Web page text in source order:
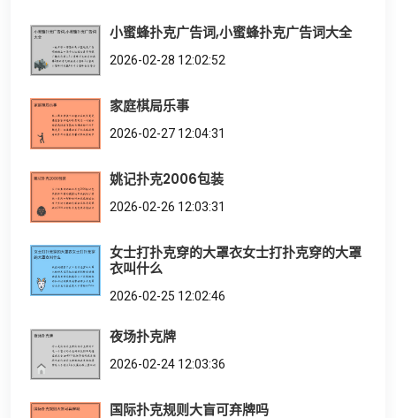
小蜜蜂扑克广告词,小蜜蜂扑克广告词大全
2026-02-28 12:02:52
家庭棋局乐事
2026-02-27 12:04:31
姚记扑克2006包装
2026-02-26 12:03:31
女士打扑克穿的大罩衣女士打扑克穿的大罩
衣叫什么
2026-02-25 12:02:46
夜场扑克牌
2026-02-24 12:03:36
国际扑克规则大盲可弃牌吗